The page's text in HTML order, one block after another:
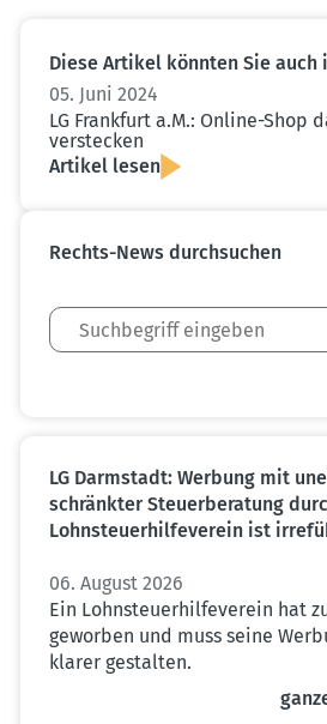
Diese Artikel könnten Sie auch
05. Juni 2024
LG Frankfurt a.M.: Online-
verstecken
Artikel lesen
Rechts-News durch­suchen
LG Darmstadt: Werbung mit
schränkter Steuer­be­ratung
Lohnsteu­er­hil­fe­verein ist
06. August 2026
Ein Lohnsteuerhilfeverein hat
geworben und muss seine
klarer gestalten.